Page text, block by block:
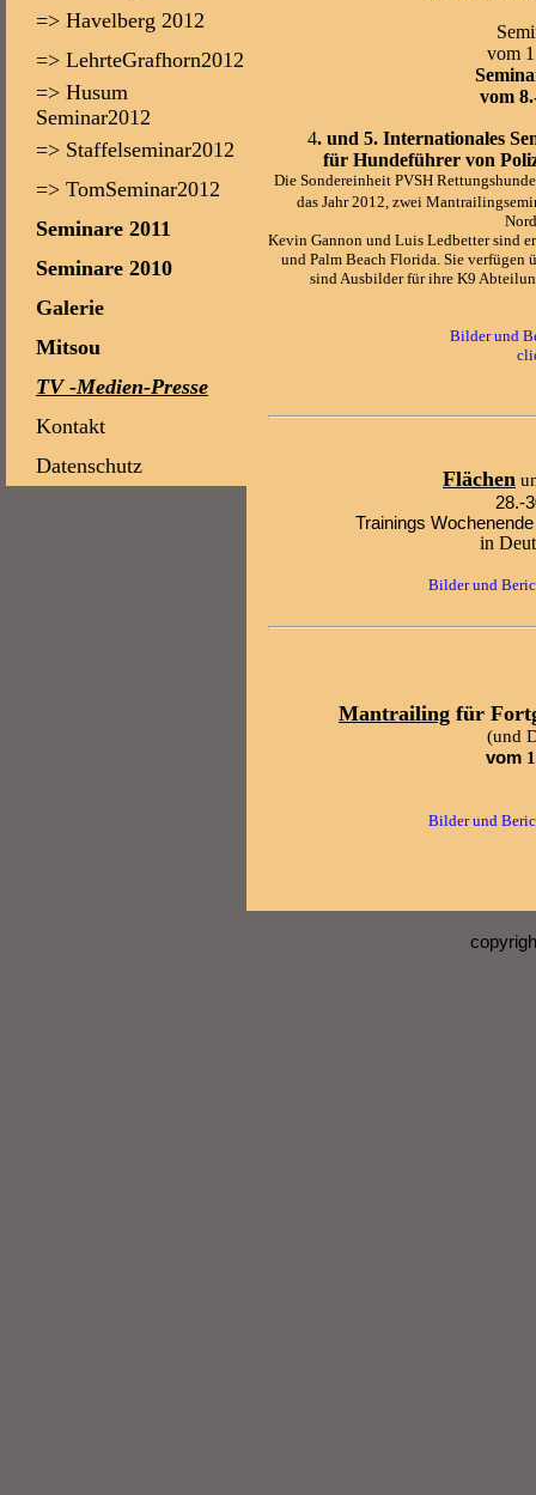
=> Havelberg 2012
=> LehrteGrafhorn2012
=> Husum
Seminar2012
=> Staffelseminar2012
=> TomSeminar2012
Seminare 2011
Seminare 2010
Galerie
Mitsou
TV -Medien-Presse
Kontakt
Datenschutz
vom
vom
4. und 5. Internationales
für Hundeführer von
Die Sondereinheit PVSH
das Jahr 2012, zwei
Kevin Gannon und Luis Ledbetter sind
und Palm Beach Florida. Sie
sind Ausbilder für ihre K9
Bilder und
Flächen
28.-
Trainings
in
Bilder und
Mantrailing für
(und
vom
Bilder und